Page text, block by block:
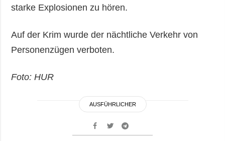
starke Explosionen zu hören.
Auf der Krim wurde der nächtliche Verkehr von
Personenzügen verboten.
Foto: HUR
AUSFÜHRLICHER